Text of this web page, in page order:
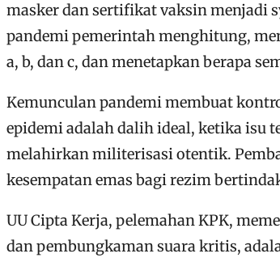
masker dan sertifikat vaksin menjadi
pandemi pemerintah menghitung,
a, b, dan c, dan menetapkan berapa
Kemunculan pandemi membuat
epidemi adalah dalih ideal, ketika isu
melahirkan militerisasi otentik.
kesempatan emas bagi rezim
UU Cipta Kerja, pelemahan KPK,
dan pembungkaman suara kritis,